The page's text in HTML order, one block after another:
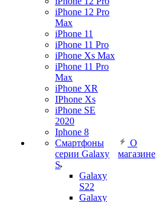
iPhone 12 Pro
Max
iPhone 11
iPhone 11 Pro
iPhone Xs Max
iPhone 11 Pro
Max
iPhone XR
IPhone Xs
iPhone SE
2020
Iphone 8
Смартфоны
серии Galaxy
S
Galaxy
S22
Galaxy
О
магазине